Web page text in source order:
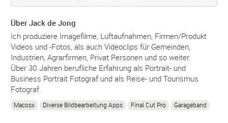
Über Jack de Jong
Ich produziere Imagefilme, Luftaufnahmen, Firmen/Produkt
Videos und -Fotos, als auch Videoclips für Gemeinden,
Industrien, Agrarfirmen, Privat Personen und so weiter.
Über 30 Jahren berufliche Erfahrung als Portrait- und
Business Portrait Fotograf und als Reise- und Tourismus
Fotograf.
Macosx Diverse Bildbearbeitung Apps Final Cut Pro Garageband